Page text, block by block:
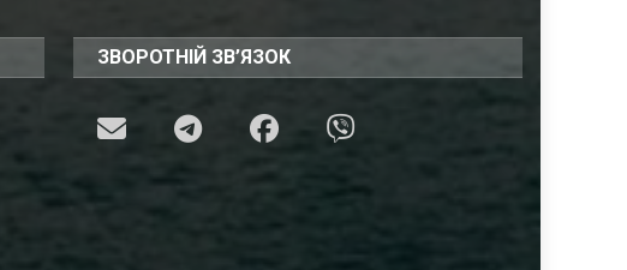
ЗВОРОТНІЙ ЗВ’ЯЗОК